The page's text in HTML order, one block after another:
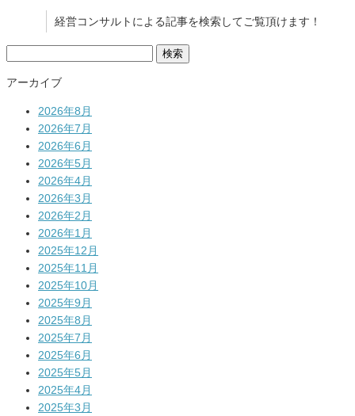
経営コンサルトによる記事を検索してご覧頂けます！
アーカイブ
2026年8月
2026年7月
2026年6月
2026年5月
2026年4月
2026年3月
2026年2月
2026年1月
2025年12月
2025年11月
2025年10月
2025年9月
2025年8月
2025年7月
2025年6月
2025年5月
2025年4月
2025年3月